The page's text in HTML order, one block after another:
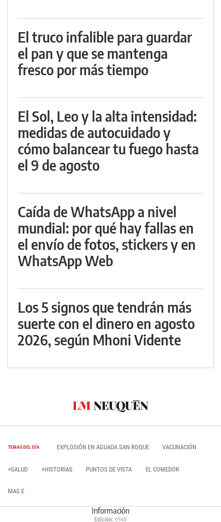
El truco infalible para guardar
el pan y que se mantenga
fresco por más tiempo
El Sol, Leo y la alta intensidad:
medidas de autocuidado y
cómo balancear tu fuego hasta
el 9 de agosto
Caída de WhatsApp a nivel
mundial: por qué hay fallas en
el envío de fotos, stickers y en
WhatsApp Web
Los 5 signos que tendrán más
suerte con el dinero en agosto
2026, según Mhoni Vidente
TEMAS DEL DÍA EXPLOSIÓN EN AGUADA SAN ROQUE VACUNACIÓN
+SALUD +HISTORIAS PUNTOS DE VISTA EL COMEDOR
MAS E
Información
Edición: 6948